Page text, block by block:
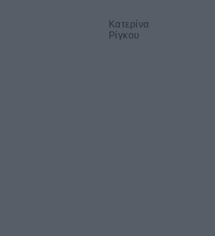
Κατερίνα
Ρίγκου